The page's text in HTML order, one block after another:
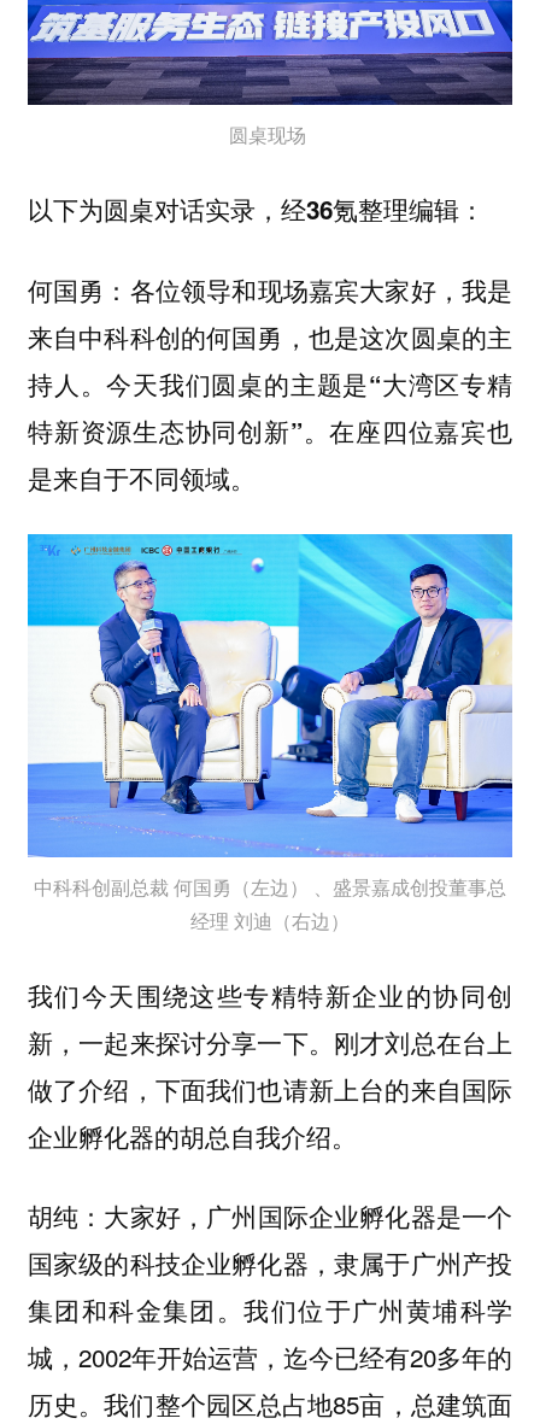
圆桌现场
以下为圆桌对话实录，经36氪整理编辑：
何国勇： 各位领导和现场嘉宾大家好，我是
来自中科科创的何国勇，也是这次圆桌的主
持人。今天我们圆桌的主题是“大湾区专精
特新资源生态协同创新”。在座四位嘉宾也
是来自于不同领域。
中科科创副总裁 何国勇（左边） 、盛景嘉成创投董事总
经理 刘迪（右边）
我们今天围绕这些专精特新企业的协同创
新，一起来探讨分享一下。刚才刘总在台上
做了介绍，下面我们也请新上台的来自国际
企业孵化器的胡总自我介绍。
胡纯： 大家好， 广州国际企业孵化器是一个
国家级的科技企业孵化器，隶属于广州产投
集团和科金集团。我们位于广州黄埔科学
城，2002年开始运营，迄今已经有20多年的
历史。我们整个园区总占地85亩，总建筑面